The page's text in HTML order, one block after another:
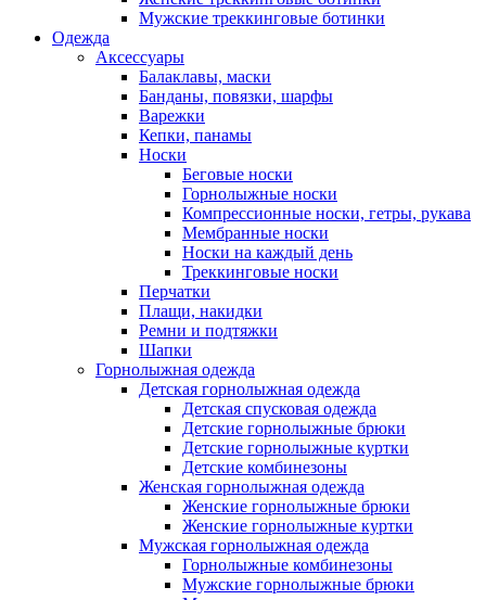
Мужские треккинговые ботинки
Одежда
Аксессуары
Балаклавы, маски
Банданы, повязки, шарфы
Варежки
Кепки, панамы
Носки
Беговые носки
Горнолыжные носки
Компрессионные носки, гетры, рукава
Мембранные носки
Носки на каждый день
Треккинговые носки
Перчатки
Плащи, накидки
Ремни и подтяжки
Шапки
Горнолыжная одежда
Детская горнолыжная одежда
Детская спусковая одежда
Детские горнолыжные брюки
Детские горнолыжные куртки
Детские комбинезоны
Женская горнолыжная одежда
Женские горнолыжные брюки
Женские горнолыжные куртки
Мужская горнолыжная одежда
Горнолыжные комбинезоны
Мужские горнолыжные брюки